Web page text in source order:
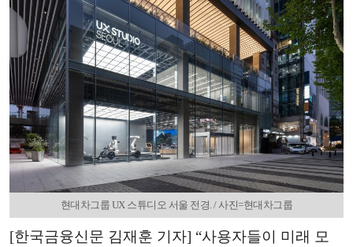
현대차그룹 UX 스튜디오 서울 전경. / 사진=현대차그룹
[한국금융신문 김재훈 기자] “사용자들이 미래 모